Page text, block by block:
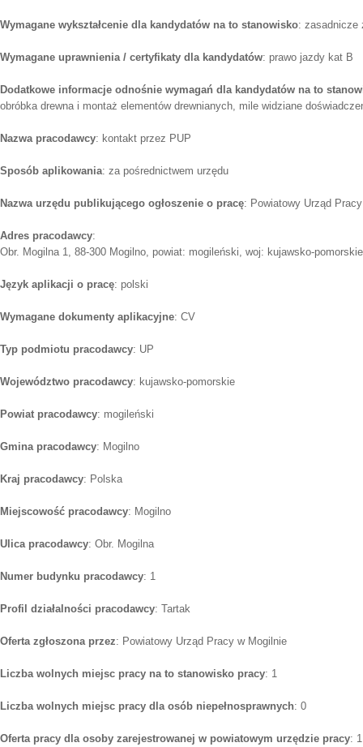
Wymagane wykształcenie dla kandydatów na to stanowisko: zasadnicze
Wymagane uprawnienia / certyfikaty dla kandydatów: prawo jazdy kat B
Dodatkowe informacje odnośnie wymagań dla kandydatów na to
obróbka drewna i montaż elementów drewnianych, mile widziane
Nazwa pracodawcy: kontakt przez PUP
Sposób aplikowania: za pośrednictwem urzędu
Nazwa urzędu publikującego ogłoszenie o pracę: Powiatowy Urząd
Adres pracodawcy:
Obr. Mogilna 1, 88-300 Mogilno, powiat: mogileński, woj: kujawsko-pomorskie
Język aplikacji o pracę: polski
Wymagane dokumenty aplikacyjne: CV
Typ podmiotu pracodawcy: UP
Województwo pracodawcy: kujawsko-pomorskie
Powiat pracodawcy: mogileński
Gmina pracodawcy: Mogilno
Kraj pracodawcy: Polska
Miejscowość pracodawcy: Mogilno
Ulica pracodawcy: Obr. Mogilna
Numer budynku pracodawcy: 1
Profil działalności pracodawcy: Tartak
Oferta zgłoszona przez: Powiatowy Urząd Pracy w Mogilnie
Liczba wolnych miejsc pracy na to stanowisko pracy: 1
Liczba wolnych miejsc pracy dla osób niepełnosprawnych: 0
Oferta pracy dla osoby zarejestrowanej w powiatowym urzędzie pracy: 1